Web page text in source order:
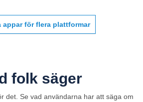
appar för flera plattformar
folk säger
det. Se vad användarna har att säga om